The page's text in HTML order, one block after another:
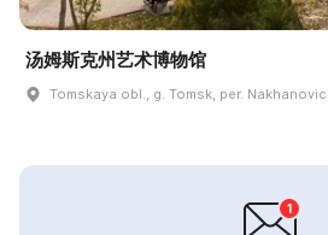
汤姆斯克州艺术博物馆
Tomskaya obl., g. Tomsk, per.